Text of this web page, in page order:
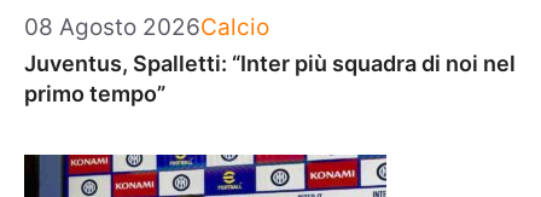
08 Agosto 2026Categorie
Calcio
Juventus, Spalletti: “Inter più squadra di noi nel
primo tempo”